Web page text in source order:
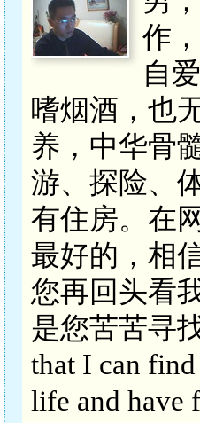
作
自
嗜烟酒，也
养，中华骨
游、探险、
有住房。在
最好的，相
您再回头看
是您苦苦寻
that I can
life and have